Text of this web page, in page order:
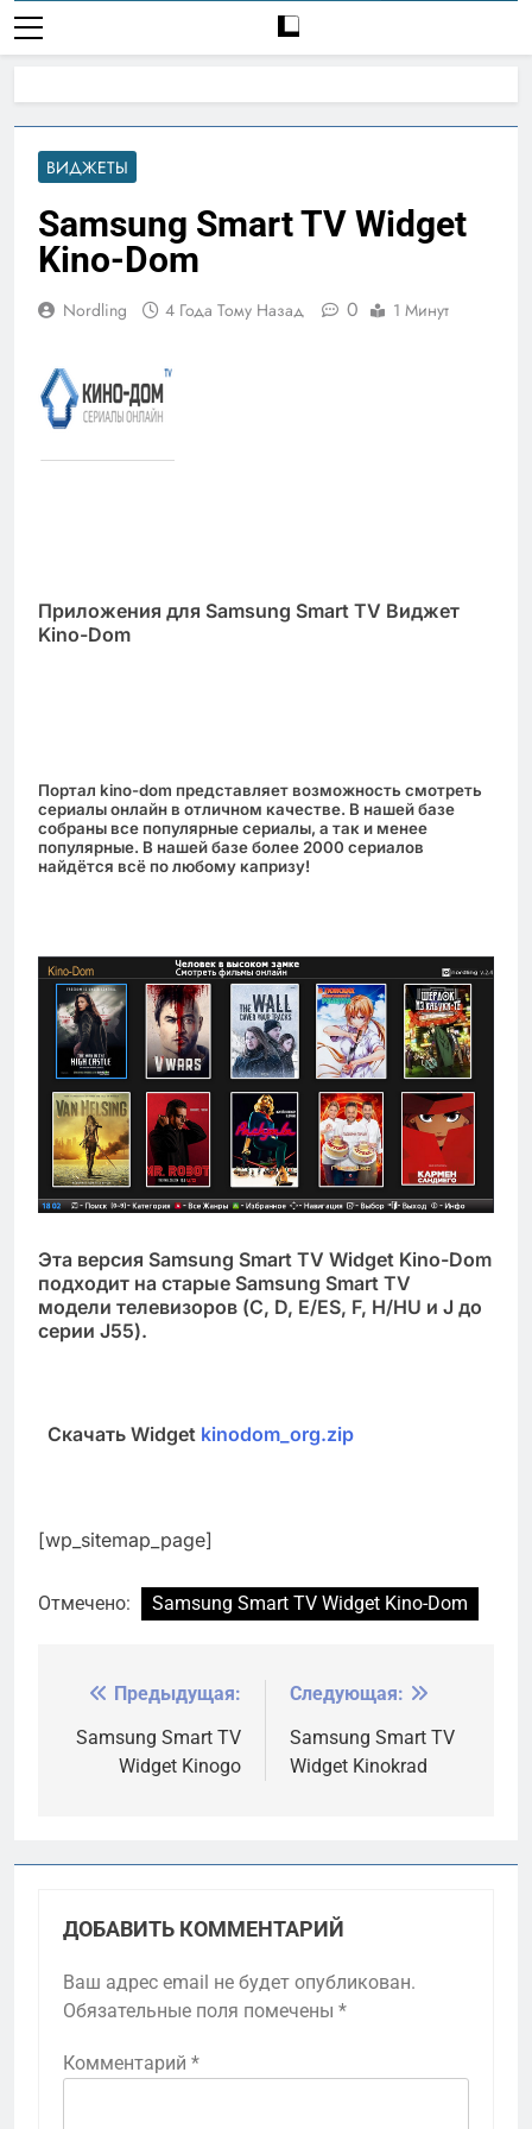
ВИДЖЕТЫ
Samsung Smart TV Widget
Kino-Dom
Nordling 4 Года Тому Назад 0 1 Минут
Приложения для Samsung Smart TV Виджет
Kino-Dom
Портал kino-dom представляет возможность смотреть
сериалы онлайн в отличном качестве. В нашей базе
собраны все популярные сериалы, а так и менее
популярные. В нашей базе более 2000 сериалов
найдётся всё по любому капризу!
Эта версия Samsung Smart TV Widget Kino-Dom
подходит на старые Samsung Smart TV
модели телевизоров (C, D, E/ES, F, H/HU и J до
серии J55).
Скачать Widget kinodom_org.zip
[wp_sitemap_page]
Отмечено: Samsung Smart TV Widget Kino-Dom
Навигация
по
записям
Предыдущая:
Samsung Smart TV
Widget Kinogo
Следующая:
Samsung Smart TV
Widget Kinokrad
ДОБАВИТЬ КОММЕНТАРИЙ
Ваш адрес email не будет опубликован.
Обязательные поля помечены *
Комментарий *